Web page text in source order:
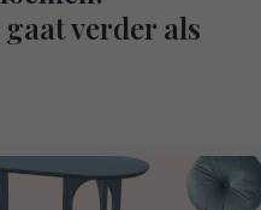
verder als